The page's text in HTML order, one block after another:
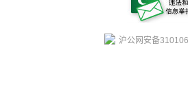
沪公网安备